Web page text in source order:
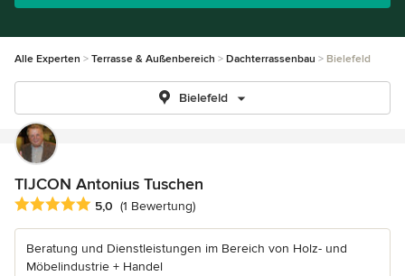
Alle Experten Terrasse & Außenbereich Dachterrassenbau Bielefeld
Bielefeld
TIJCON Antonius Tuschen
Durchschnittliche Bewertung: 5 von 5 Sternen
5,0 (1 Bewertung)
Beratung und Dienstleistungen im Bereich von Holz- und
Möbelindustrie + Handel